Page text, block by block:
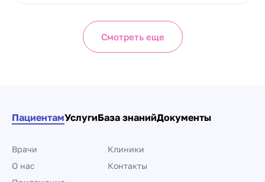
Смотреть еще
ПациентамУслугиБаза знанийДокументы
Врачи
Клиники
О нас
Контакты